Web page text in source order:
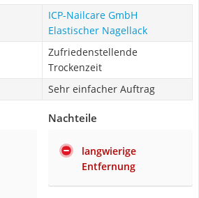
ICP-Nailcare GmbH
Elastischer Nagellack
Zufriedenstellende
Trockenzeit
Sehr einfacher Auftrag
Nachteile
langwierige
Entfernung